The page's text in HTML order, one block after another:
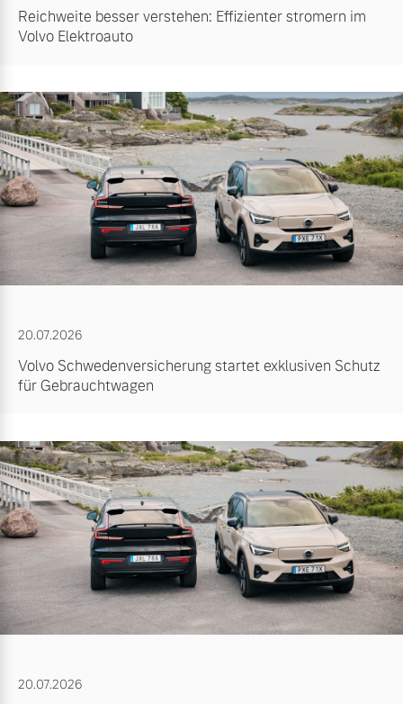
Reichweite besser verstehen: Effizienter stromern im
Volvo Elektroauto
20.07.2026
Volvo Schwedenversicherung startet exklusiven Schutz
für Gebrauchtwagen
20.07.2026